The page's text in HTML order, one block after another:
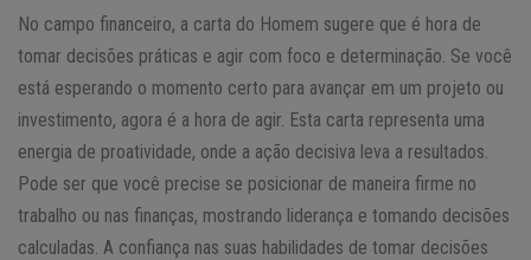
No campo financeiro, a carta do Homem sugere que é hora de
tomar decisões práticas e agir com foco e determinação. Se você
está esperando o momento certo para avançar em um projeto ou
investimento, agora é a hora de agir. Esta carta representa uma
energia de proatividade, onde a ação decisiva leva a resultados.
Pode ser que você precise se posicionar de maneira firme no
trabalho ou nas finanças, mostrando liderança e tomando decisões
calculadas. A confiança nas suas habilidades de tomar decisões